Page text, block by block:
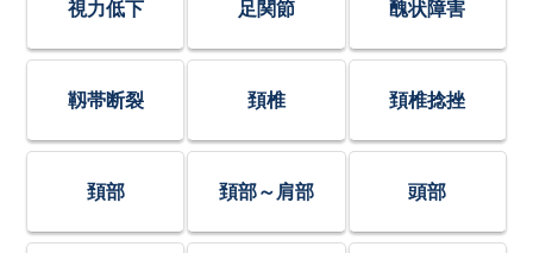
視力低下 足関節 醜状障害
靱帯断裂 頚椎 頚椎捻挫
頚部 頚部～肩部 頭部